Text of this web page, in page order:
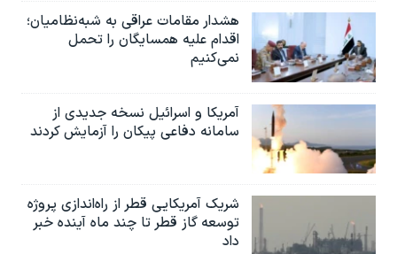
هشدار مقامات عراقی به شبه‌نظامیان؛
اقدام علیه همسایگان را تحمل
نمی‌کنیم
آمریکا و اسرائیل نسخه جدیدی از
سامانه دفاعی پیکان را آزمایش کردند
شریک آمریکایی قطر از راه‌اندازی پروژه
توسعه گاز قطر تا چند ماه آینده خبر
داد